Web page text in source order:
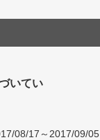
いてい
08/17～2017/09/05